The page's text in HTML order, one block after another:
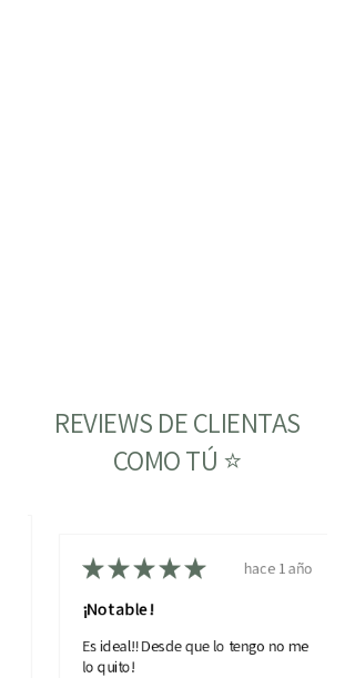
REVIEWS DE CLIENTAS
COMO TÚ ⭐
★★★★★ hace 1 año
¡Notable!
Es ideal!! Desde que lo tengo no me
lo quito!